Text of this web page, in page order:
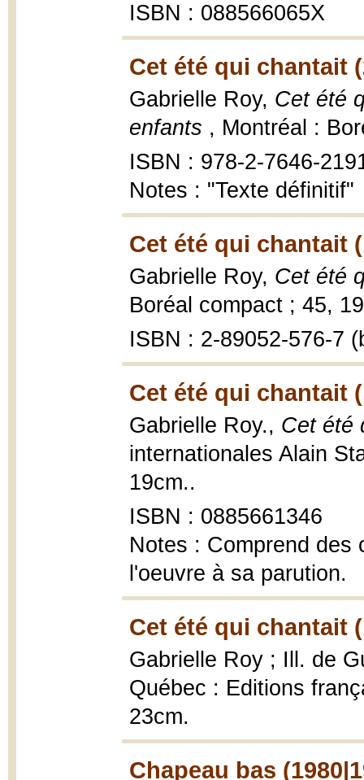
ISBN : 088566065X
Cet été qui chantait
Gabrielle Roy, Cet été
enfants , Montréal :
ISBN : 978-2-7646-
Notes : "Texte définitif"
Cet été qui chantait
Gabrielle Roy, Cet été
Boréal compact ; 45,
ISBN : 2-89052-576-7
Cet été qui chantait
Gabrielle Roy., Cet été
internationales Alain
19cm..
ISBN : 0885661346
Notes : Comprend des
l'oeuvre à sa parution.
Cet été qui chantait
Gabrielle Roy ; Ill. de
Québec : Editions
23cm.
Chapeau bas